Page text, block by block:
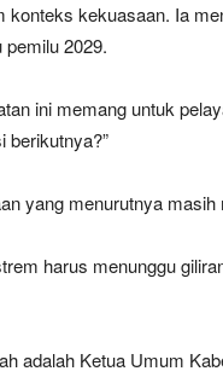
konteks kekuasaan. Ia
2029.
ini memang untuk
berikutnya?”
yang menurutnya
harus menunggu
adalah Ketua Umum